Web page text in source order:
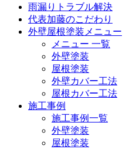
雨漏りトラブル解決
代表加藤のこだわり
外壁屋根塗装メニュー
メニュー 一覧
外壁塗装
屋根塗装
外壁カバー工法
屋根カバー工法
施工事例
施工事例一覧
外壁塗装
屋根塗装